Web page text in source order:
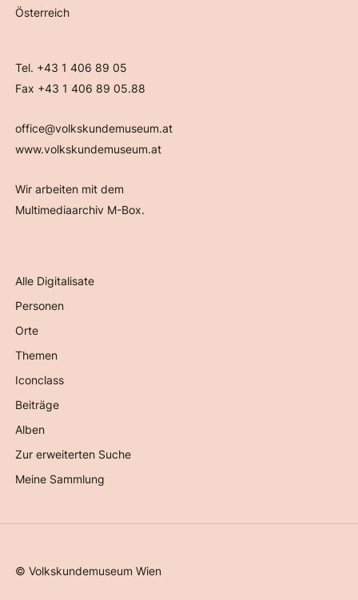
Österreich
Tel. +43 1 406 89 05
Fax +43 1 406 89 05.88
office@volkskundemuseum.at
www.volkskundemuseum.at
Wir arbeiten mit dem
Multimediaarchiv M-Box.
Alle Digitalisate
Personen
Orte
Themen
Iconclass
Beiträge
Alben
Zur erweiterten Suche
Meine Sammlung
©Volkskundemuseum Wien